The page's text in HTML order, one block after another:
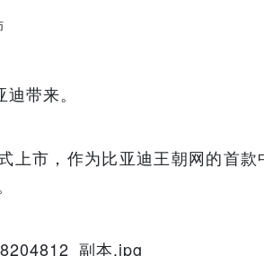
带来。
上市，作为比亚迪王朝网的首